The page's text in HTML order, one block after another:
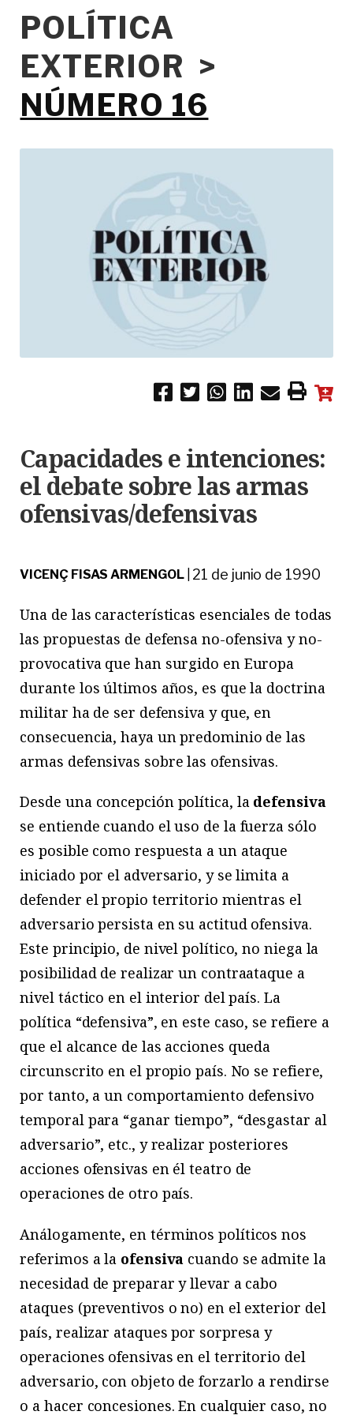
POLÍTICA
EXTERIOR >
NÚMERO 16
Capacidades e intenciones:
el debate sobre las armas
ofensivas/defensivas
VICENÇ FISAS ARMENGOL| 21 de junio de 1990
Una de las características esenciales de todas
las propuestas de defensa no-ofensiva y no-
provocativa que han surgido en Europa
durante los últimos años, es que la doctrina
militar ha de ser defensiva y que, en
consecuencia, haya un predominio de las
armas defensivas sobre las ofensivas.
Desde una concepción política, la defensiva
se entiende cuando el uso de la fuerza sólo
es posible como respuesta a un ataque
iniciado por el adversario, y se limita a
defender el propio territorio mientras el
adversario persista en su actitud ofensiva.
Este principio, de nivel político, no niega la
posibilidad de realizar un contraataque a
nivel táctico en el interior del país. La
política “defensiva”, en este caso, se refiere a
que el alcance de las acciones queda
circunscrito en el propio país. No se refiere,
por tanto, a un comportamiento defensivo
temporal para “ganar tiempo”, “desgastar al
adversario”, etc., y realizar posteriores
acciones ofensivas en él teatro de
operaciones de otro país.
Análogamente, en términos políticos nos
referimos a la ofensiva cuando se admite la
necesidad de preparar y llevar a cabo
ataques (preventivos o no) en el exterior del
país, realizar ataques por sorpresa y
operaciones ofensivas en el territorio del
adversario, con objeto de forzarlo a rendirse
o a hacer concesiones. En cualquier caso, no